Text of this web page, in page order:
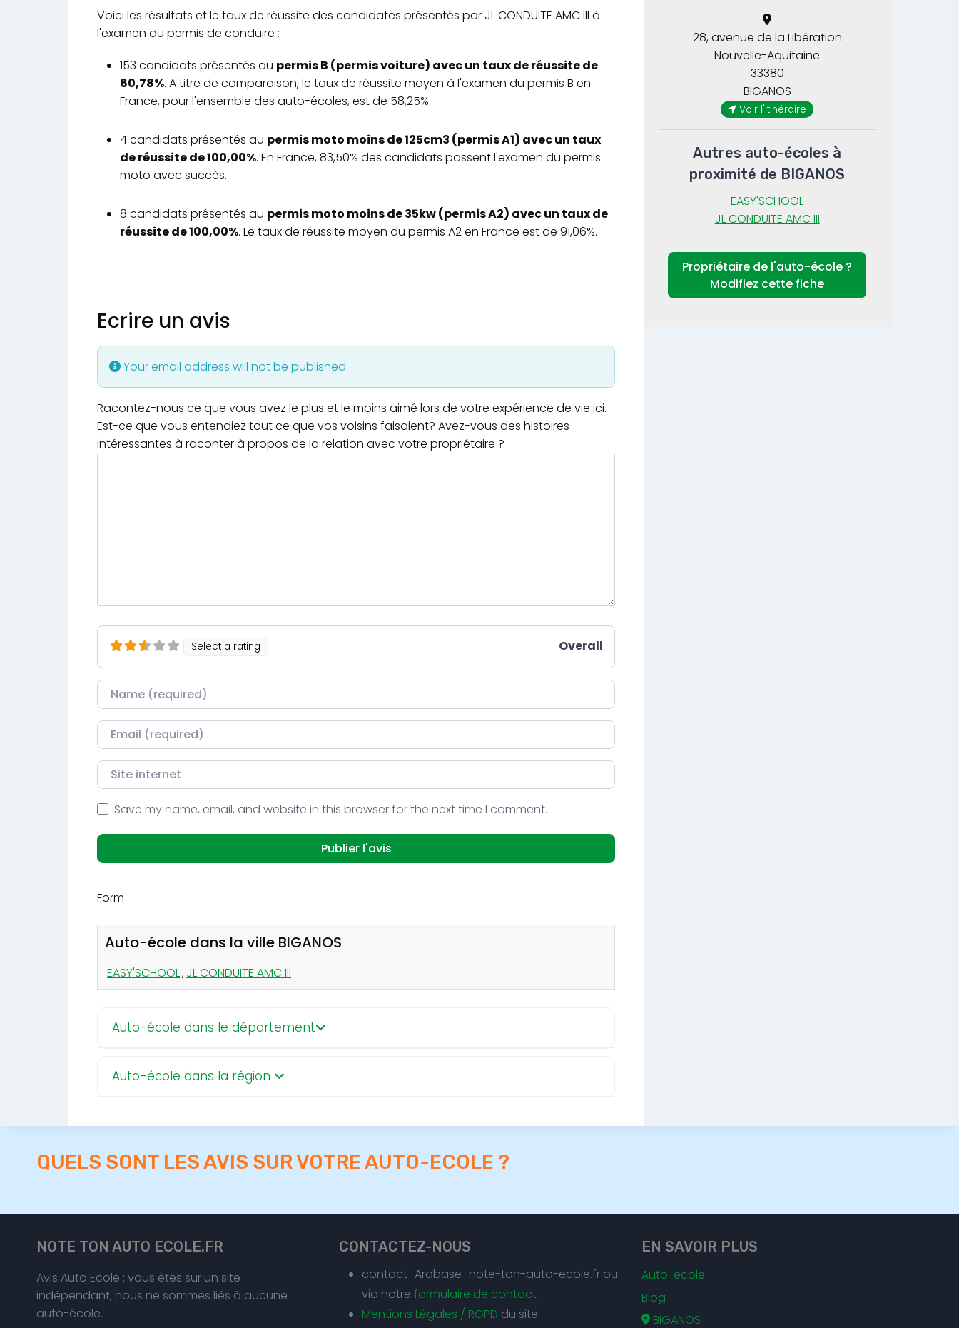
Voici les résultats et le taux de réussite des candidates présentés par JL CONDUITE AMC III à
l'examen du permis de conduire :
153 candidats présentés au permis B (permis voiture) avec un taux de réussite de
60,78%. A titre de comparaison, le taux de réussite moyen à l'examen du permis B en
France, pour l'ensemble des auto-écoles, est de 58,25%.
4 candidats présentés au permis moto moins de 125cm3 (permis A1) avec un taux
de réussite de 100,00%. En France, 83,50% des candidats passent l'examen du permis
moto avec succès.
8 candidats présentés au permis moto moins de 35kw (permis A2) avec un taux de
réussite de 100,00%. Le taux de réussite moyen du permis A2 en France est de 91,06%.
Ecrire un avis
Your email address will not be published.
Racontez-nous ce que vous avez le plus et le moins aimé lors de votre expérience de vie ici.
Est-ce que vous entendiez tout ce que vos voisins faisaient? Avez-vous des histoires
intéressantes à raconter à propos de la relation avec votre propriétaire ?
Select a rating Overall
Nom
Courriel
Site internet
Save my name, email, and website in this browser for the next time I comment.
Form
Auto-école dans la ville BIGANOS
EASY'SCHOOL,JL CONDUITE AMC III
Auto-école dans le département
Auto-école dans la région
28, avenue de la Libération
BIGANOS
Nouvelle-Aquitaine
33380
Voir l'itinéraire
Autres auto-écoles à
proximité de BIGANOS
EASY'SCHOOL
JL CONDUITE AMC III
Propriétaire de l'auto-école ?
Modifiez cette fiche
QUELS SONT LES AVIS SUR VOTRE AUTO-ECOLE ?
NOTE TON AUTO ECOLE.FR
Avis Auto Ecole : vous êtes sur un site
indépendant, nous ne sommes liés à aucune
auto-école.
CONTACTEZ-NOUS
contact_Arobase_note-ton-auto-ecole.fr ou
via notre formulaire de contact
Mentions Légales / RGPD du site
EN SAVOIR PLUS
Auto-ecole
Blog
BIGANOS